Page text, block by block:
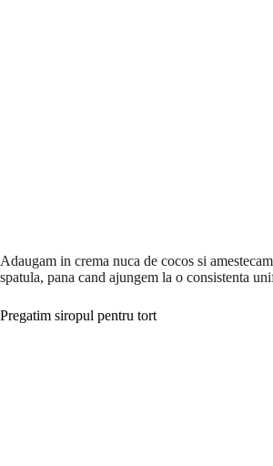
Adaugam in crema nuca de cocos si
spatula, pana cand ajungem la o consistenta
Pregatim siropul pentru tort